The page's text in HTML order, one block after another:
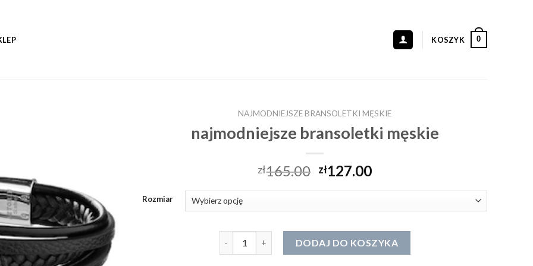
KOSZYK 0
NAJMODNIEJSZE BRANSOLETKI MĘSKIE
najmodniejsze bransoletki męskie
zł165.00 zł127.00
Rozmiar
DODAJ DO KOSZYKA